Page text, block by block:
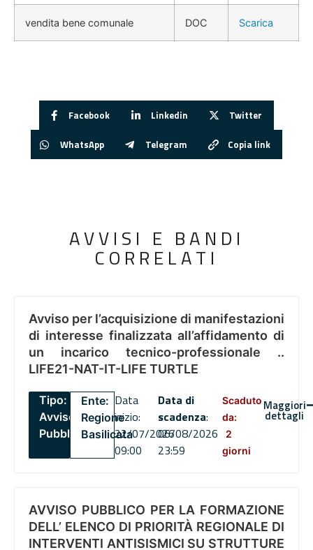
vendita bene comunale DOC Scarica
Facebook Linkedin Twitter
WhatsApp Telegram Copia link
AVVISI E BANDI
CORRELATI
Avviso per l’acquisizione di manifestazioni
di interesse finalizzata all’affidamento di
un incarico tecnico-professionale ..
LIFE21-NAT-IT-LIFE TURTLE
Tipo:
Avviso
Pubblico
Ente:
Regione
Basilicata
Data
inizio:
22/07/2026
09:00
Data di
scadenza:
06/08/2026
23:59
Scaduto
da:
2
giorni
Maggiori
dettagli
AVVISO PUBBLICO PER LA FORMAZIONE
DELL’ ELENCO DI PRIORITÀ REGIONALE DI
INTERVENTI ANTISISMICI SU STRUTTURE